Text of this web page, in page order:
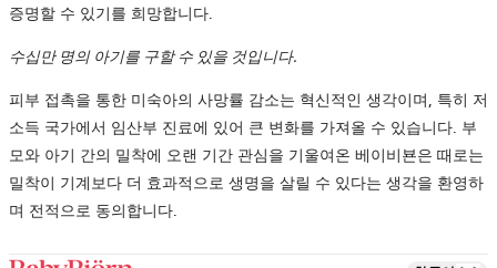
증명할 수 있기를 희망합니다.
수십만 명의 아기를 구할 수 있을 것입니다.
피부 접촉을 통한 미숙아의 사망률 감소는 혁신적인 생각이며, 특히 저
소득 국가에서 임산부 진료에 있어 큰 변화를 가져올 수 있습니다. 부
모와 아기 간의 밀착에 오랜 기간 관심을 기울여온 베이비뵨은 때로는
밀착이 기계보다 더 효과적으로 생명을 살릴 수 있다는 생각을 환영하
며 전적으로 동의합니다.